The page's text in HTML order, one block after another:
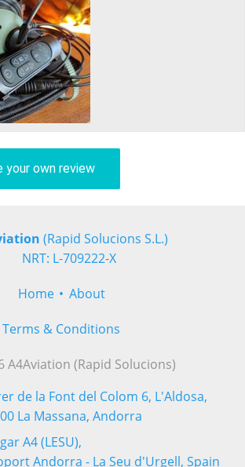
your own review
(Rapid Solucions S.L.)
NRT: L-709222-X
Home About
Terms & Conditions
A4Aviation (Rapid Solucions)
de la Font del Colom 6, L'Aldosa,
La Massana, Andorra
A4 (LESU),
Andorra - La Seu d'Urgell, Spain